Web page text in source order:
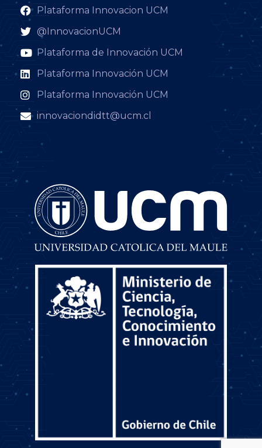
Plataforma Innovacion UCM
@InnovacionUCM
Plataforma de Innovación UCM
Plataforma Innovación UCM
Plataforma Innovación UCM
innovaciondidtt@ucm.cl